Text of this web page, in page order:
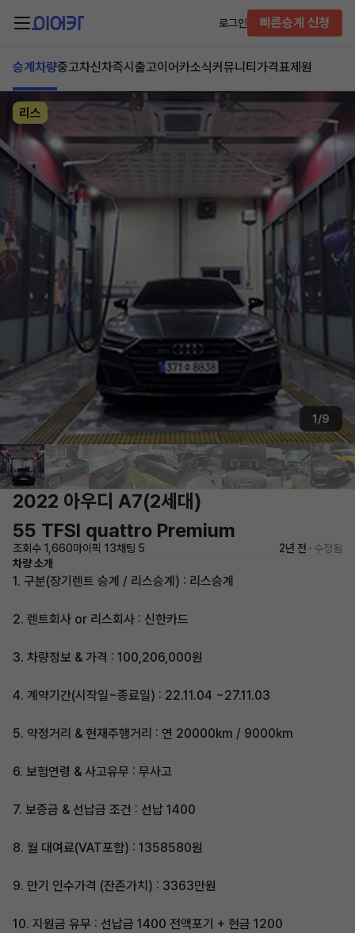
로그인 빠른승계 신청
승계차량중고차신차즉시출고이어카소식커뮤니티 가격표제원
리스
1/9
2022 아우디 A7(2세대)
55 TFSI quattro Premium
조회수 1,660마이픽 13채팅 5 2년 전 · 수정됨
차량 소개
1. 구분(장기렌트 승계 / 리스승계) : 리스승계
2. 렌트회사 or 리스회사 : 신한카드
3. 차량정보 & 가격 : 100,206,000원
4. 계약기간(시작일~종료일) : 22.11.04 ~27.11.03
5. 약정거리 & 현재주행거리 : 연 20000km / 9000km
6. 보험연령 & 사고유무 : 무사고
7. 보증금 & 선납금 조건 : 선납 1400
8. 월 대여료(VAT포함) : 1358580원
9. 만기 인수가격 (잔존가치) : 3363만원
10. 지원금 유무 : 선납금 1400 전액포기 + 현금 1200